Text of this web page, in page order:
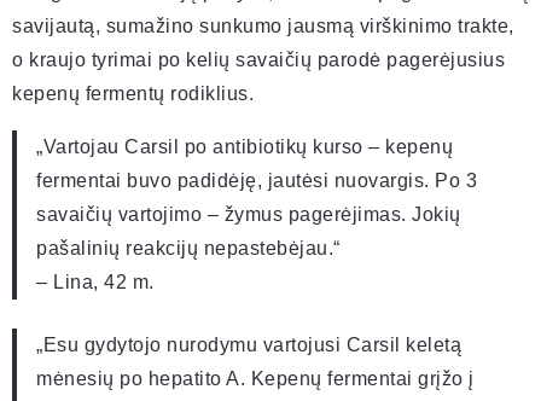
savijautą, sumažino sunkumo jausmą virškinimo trakte,
o kraujo tyrimai po kelių savaičių parodė pagerėjusius
kepenų fermentų rodiklius.
„Vartojau Carsil po antibiotikų kurso – kepenų
fermentai buvo padidėję, jautėsi nuovargis. Po 3
savaičių vartojimo – žymus pagerėjimas. Jokių
pašalinių reakcijų nepastebėjau.“
– Lina, 42 m.
„Esu gydytojo nurodymu vartojusi Carsil keletą
mėnesių po hepatito A. Kepenų fermentai grįžo į